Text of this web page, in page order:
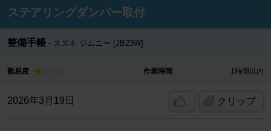
ステアリングダンパー取付
整備手帳 スズキ ジムニー [JB23W]
難易度 作業時間 1時間以内
2026年3月19日 クリップ